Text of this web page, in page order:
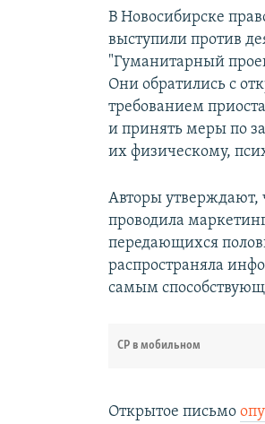
В Новосибирске
выступили против
"Гуманитарный
Они обратились с
требованием
и принять меры по
их физическому,
Авторы утверждают,
проводила
передающихся
распространяла
самым
СР в мобильном
Открытое письмо